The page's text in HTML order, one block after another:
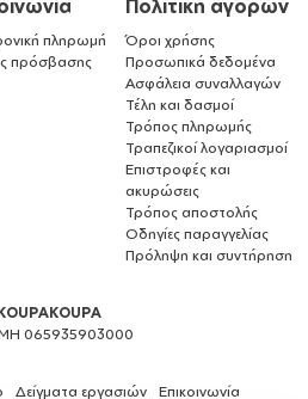
πληρωμή
πρόσβασης
Πολιτική αγορών
Όροι χρήσης
Προσωπικά δεδομένα
Ασφάλεια συναλλαγών
Τέλη και δασμοί
Τρόπος πληρωμής
Τραπεζικοί λογαριασμοί
Επιστροφές και
ακυρώσεις
Τρόπος αποστολής
Οδηγίες παραγγελίας
Πρόληψη και συντήρηση
065935903000
Δείγματα εργασιών Επικοινωνία